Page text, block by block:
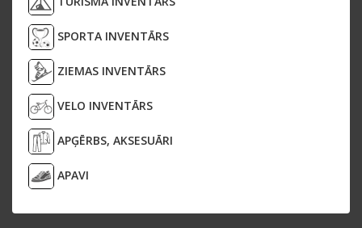
SPORTA INVENTĀRS
ZIEMAS INVENTĀRS
VELO INVENTĀRS
APĢĒRBS, AKSESUĀRI
APAVI